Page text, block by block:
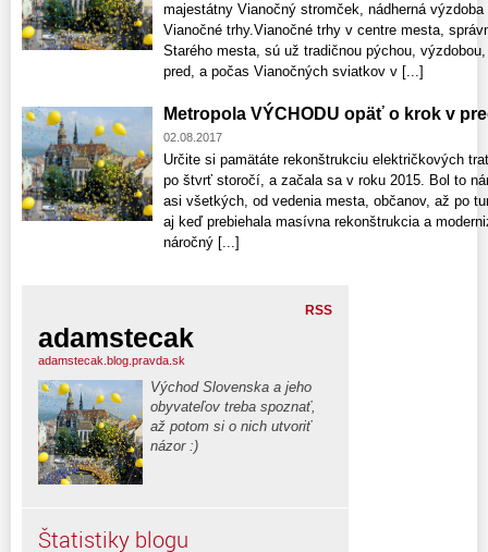
majestátny Vianočný stromček, nádherná
Vianočné trhy.Vianočné trhy v centre mesta,
Starého mesta, sú už tradičnou pýchou,
pred, a počas Vianočných sviatkov v [...]
Metropola VÝCHODU opäť o krok v
02.08.2017
Určite si pamätáte rekonštrukciu električkových
po štvrť storočí, a začala sa v roku 2015. Bol to
asi všetkých, od vedenia mesta, občanov, až po
aj keď prebiehala masívna rekonštrukcia a
náročný [...]
RSS
adamstecak
adamstecak.blog.pravda.sk
Východ Slovenska a jeho
obyvateľov treba spoznať,
až potom si o nich utvoriť
názor :)
Štatistiky blogu